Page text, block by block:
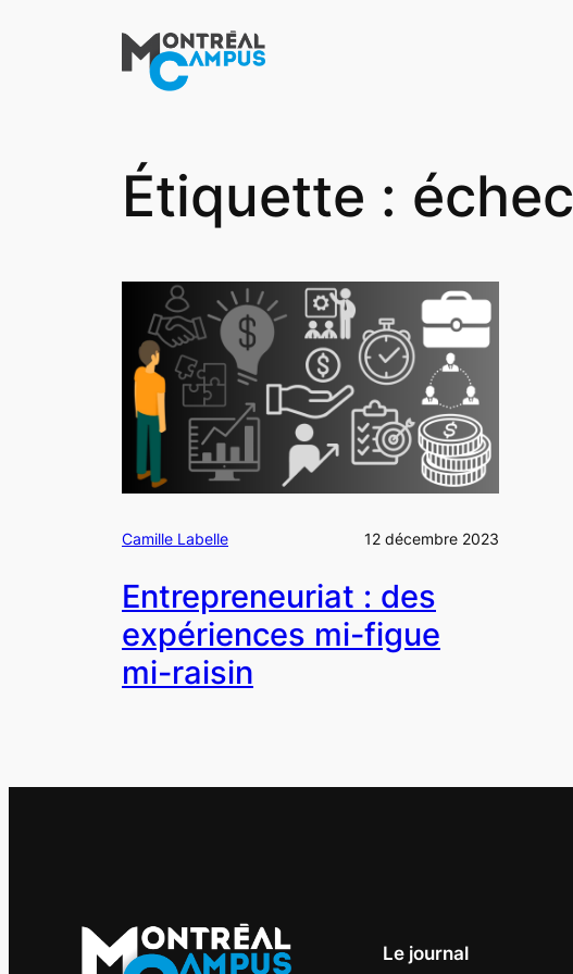
Étiquette : échec
Camille Labelle 12 décembre 2023
Entrepreneuriat : des
expériences mi-figue
mi-raisin
Le journal